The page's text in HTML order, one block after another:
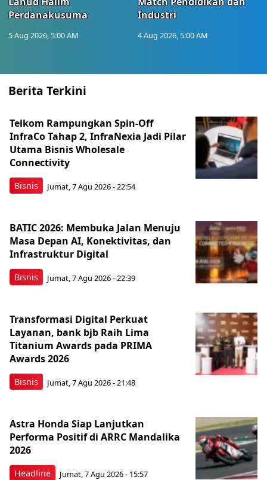
Perdanakusuma
5 Aug 2026, 5:00 AM
Industri
4 Aug 2026, 5:00 AM
Berita Terkini
Bisnis
Telkom Rampungkan Spin-Off
InfraCo Tahap 2, InfraNexia Jadi Pilar
Utama Bisnis Wholesale
Connectivity
Jumat, 7 Agu 2026 - 22:54
Bisnis
BATIC 2026: Membuka Jalan Menuju
Masa Depan AI, Konektivitas, dan
Infrastruktur Digital
Jumat, 7 Agu 2026 - 22:39
Bisnis
Transformasi Digital Perkuat
Layanan, bank bjb Raih Lima
Titanium Awards pada PRIMA
Awards 2026
Jumat, 7 Agu 2026 - 21:48
Headline
Astra Honda Siap Lanjutkan
Performa Positif di ARRC Mandalika
2026
Jumat, 7 Agu 2026 - 15:57